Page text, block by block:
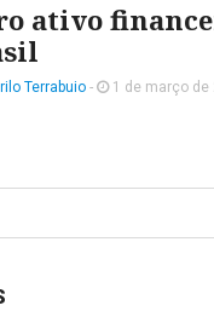
ativo
Terrabuio - 1 de março de